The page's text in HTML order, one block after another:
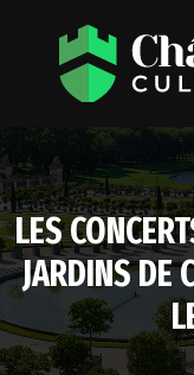
LES
JARDINS DE